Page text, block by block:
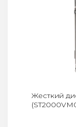
Жесткий